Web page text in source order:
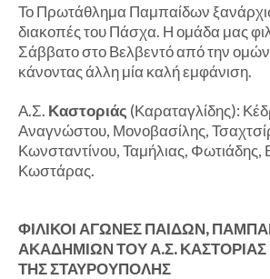
Το Πρωτάθλημα Παμπαίδων
διακοπές του Πάσχα. Η ομάδα μας
Σάββατο στο Βελβεντό από την
κάνοντας άλλη μία καλή εμφάνιση.
Α.Σ. Καστοριάς (Καραταγλίδης):
Αναγνώστου, Μονοβασίλης,
Κωνσταντίνου, Ταμήλιας, Φωτιάδης,
Κωστάρας.
ΦΙΛΙΚΟΙ ΑΓΩΝΕΣ ΠΑΙΔΩΝ,
ΑΚΑΔΗΜΙΩΝ ΤΟΥ Α.Σ.
ΤΗΣ ΣΤΑΥΡΟΥΠΟΛΗΣ